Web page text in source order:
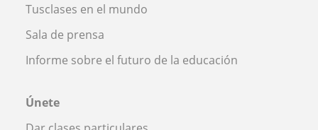
Tusclases en el mundo
Sala de prensa
Informe sobre el futuro de la educación
Únete